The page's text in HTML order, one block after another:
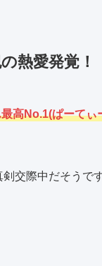
熱愛発覚！
高No.1(ぱーて
剣交際中だそうです